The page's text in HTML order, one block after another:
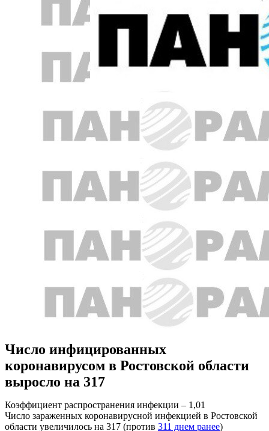
Число инфицированных
коронавирусом в Ростовской области
выросло на 317
Коэффициент распространения инфекции – 1,01
Число зараженных коронавирусной инфекцией в Ростовской
области увеличилось на 317 (против 311 днем ранее)